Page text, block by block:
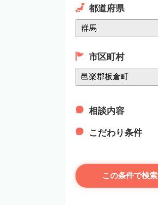
都道府県
市区町村
相談内容
こだわり条件
この条件で検索